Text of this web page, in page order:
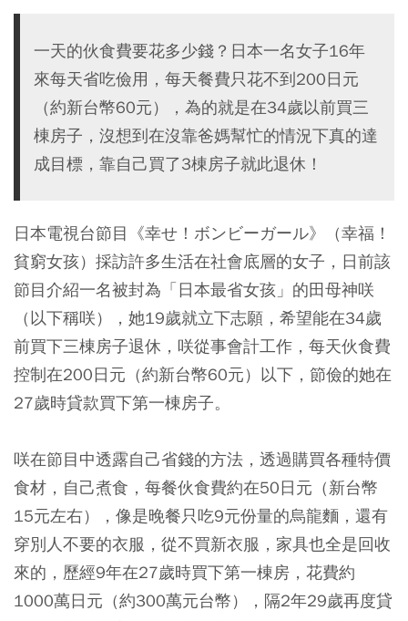
一天的伙食費要花多少錢？日本一名女子16年
來每天省吃儉用，每天餐費只花不到200日元
（約新台幣60元），為的就是在34歲以前買三
棟房子，沒想到在沒靠爸媽幫忙的情況下真的達
成目標，靠自己買了3棟房子就此退休！
日本電視台節目《幸せ！ボンビーガール》（幸福！
貧窮女孩）採訪許多生活在社會底層的女子，日前該
節目介紹一名被封為「日本最省女孩」的田母神咲
（以下稱咲），她19歲就立下志願，希望能在34歲
前買下三棟房子退休，咲從事會計工作，每天伙食費
控制在200日元（約新台幣60元）以下，節儉的她在
27歲時貸款買下第一棟房子。
咲在節目中透露自己省錢的方法，透過購買各種特價
食材，自己煮食，每餐伙食費約在50日元（新台幣
15元左右），像是晚餐只吃9元份量的烏龍麵，還有
穿別人不要的衣服，從不買新衣服，家具也全是回收
來的，歷經9年在27歲時買下第一棟房，花費約
1000萬日元（約300萬元台幣），隔2年29歲再度貸